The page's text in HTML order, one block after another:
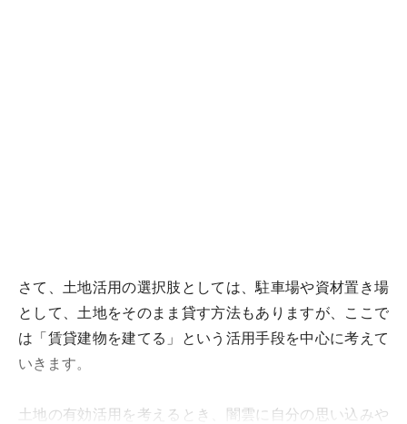
さて、土地活用の選択肢としては、駐車場や資材置き場
として、土地をそのまま貸す方法もありますが、ここで
は「賃貸建物を建てる」という活用手段を中心に考えて
いきます。
土地の有効活用を考えるとき、闇雲に自分の思い込みや